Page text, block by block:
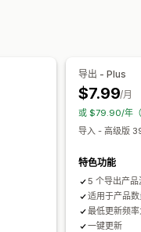
导出 - Plus
$7.99/月
或 $79.90/年（
导入 - 高级版
特色功能
5 个导出产
适用于产品
最低更新频
一键更新